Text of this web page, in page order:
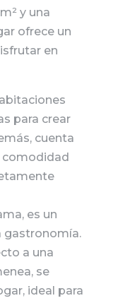
y una
ofrece un
en
para crear
cuenta
comodidad
es un
gastronomía.
a una
se
ideal para